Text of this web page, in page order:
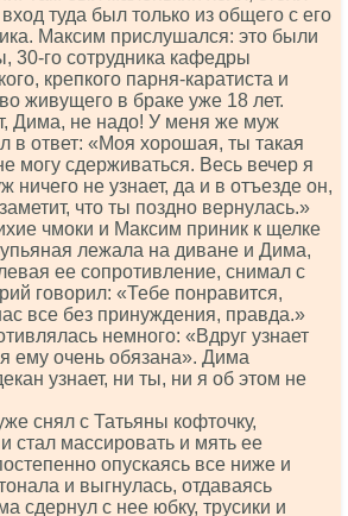
туда был только из общего с его
Максим прислушался: это были
30-го сотрудника кафедры
крепкого парня-каратиста и
живущего в браке уже 18 лет.
Дима, не надо! У меня же муж
в ответ: «Моя хорошая, ты такая
могу сдерживаться. Весь вечер я
ничего не узнает, да и в отъезде он,
что ты поздно вернулась.»
чмоки и Максим приник к щелке
лежала на диване и Дима,
ее сопротивление, снимал с
говорил: «Тебе понравится,
все без принуждения, правда.»
немного: «Вдруг узнает
ему очень обязана». Дима
узнает, ни ты, ни я об этом не
снял с Татьяны кофточку,
стал массировать и мять ее
опускаясь все ниже и
и выгнулась, отдаваясь
сдернул с нее юбку, трусики и